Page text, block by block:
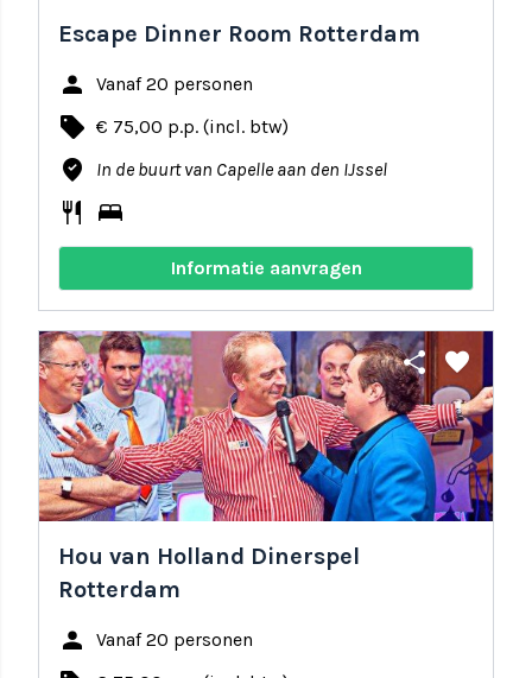
Escape Dinner Room Rotterdam
person Vanaf 20 personen
local_offer € 75,00 p.p. (incl. btw)
where_to_vote In de buurt van Capelle aan den IJssel
restaurant bed
Informatie aanvragen
share favorite
Hou van Holland Dinerspel
Rotterdam
person Vanaf 20 personen